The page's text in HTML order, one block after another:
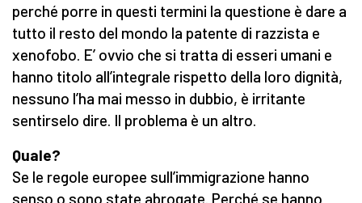
perché porre in questi termini la questione è dare a
tutto il resto del mondo la patente di razzista e
xenofobo. E’ ovvio che si tratta di esseri umani e
hanno titolo all’integrale rispetto della loro dignità,
nessuno l’ha mai messo in dubbio, è irritante
sentirselo dire. Il problema è un altro.
Quale?
Se le regole europee sull’immigrazione hanno
senso o sono state abrogate. Perché se hanno